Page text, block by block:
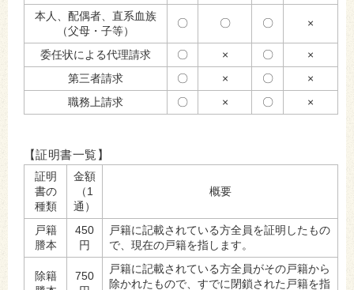
本人、配偶者、直系血族
（父母・子等）
〇 〇 〇 ×
委任状による代理請求 〇 × 〇
×
第三者請求
〇 × 〇
×
職務上請求
〇 × 〇 ×
【証明書一覧】
証明
書の
種類
金額
（1
通）
概要
戸籍
謄本
450
円
戸籍に記載されている方全員を証明したもの
で、現在の戸籍を指します。
除籍
750
戸籍に記載されている方全員がその戸籍から
除かれたもので、すでに閉鎖された戸籍を指